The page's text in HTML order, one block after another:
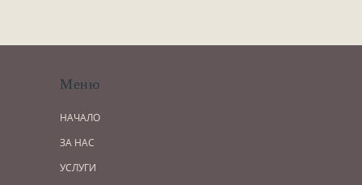
Меню
НАЧАЛО
ЗА НАС
УСЛУГИ